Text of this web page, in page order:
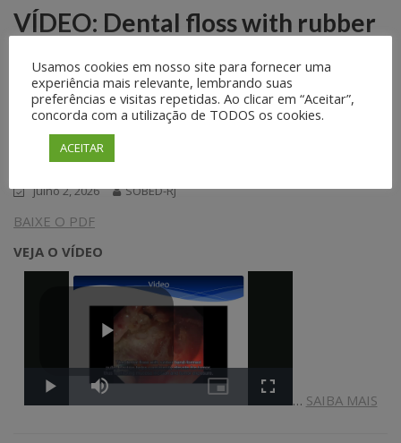
VÍDEO: Dental floss with rubber
facilitating endoscopic full-
thickness resection of gastric
submucosal tumor in gastric
fundus
julho 2, 2026 SOBED-RJ
BAIXE O PDF
VEJA O VÍDEO
… SAIBA MAIS
Usamos cookies em nosso site para fornecer uma
experiência mais relevante, lembrando suas
preferências e visitas repetidas. Ao clicar em “Aceitar”,
concorda com a utilização de TODOS os cookies.
ACEITAR